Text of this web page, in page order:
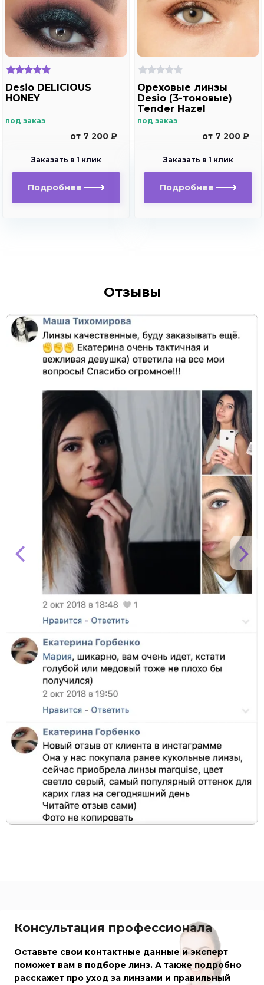
Desio DELICIOUS
HONEY
под заказ
от 7 200 ₽
Заказать в 1 клик
Подробнее
Ореховые линзы
Desio (3-тоновые)
Tender Hazel
под заказ
от 7 200 ₽
Заказать в 1 клик
Подробнее
Отзывы
Консультация профессионала
Оставьте свои контактные данные и эксперт
поможет вам в подборе линз. А также подробно
расскажет про уход за линзами и правильный